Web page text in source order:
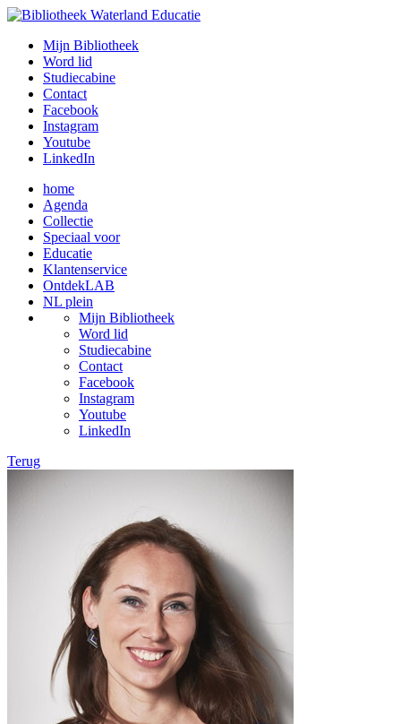
Mijn Bibliotheek
Word lid
Studiecabine
Contact
Facebook
Instagram
Youtube
LinkedIn
home
Agenda
Collectie
Speciaal voor
Educatie
Klantenservice
OntdekLAB
NL plein
Mijn Bibliotheek
Word lid
Studiecabine
Contact
Facebook
Instagram
Youtube
LinkedIn
Terug